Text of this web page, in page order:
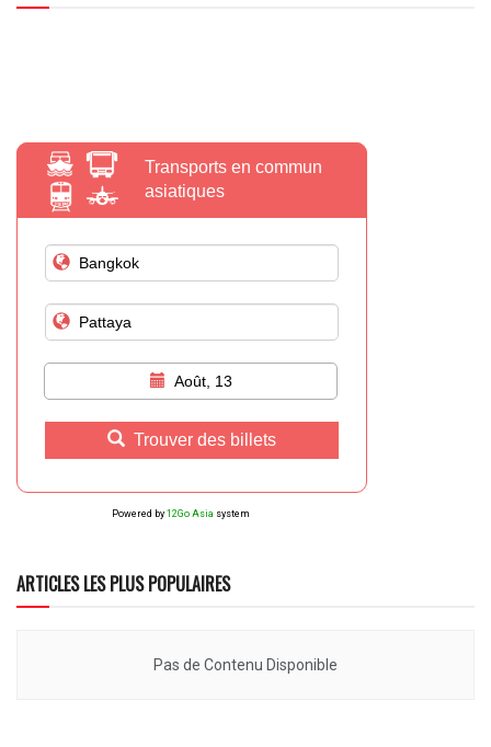
Transports en commun
asiatiques
Août, 13
Trouver des billets
Powered by 12Go Asia system
ARTICLES LES PLUS POPULAIRES
Pas de Contenu Disponible